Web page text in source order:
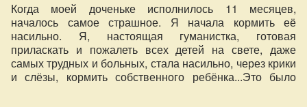
Когда моей доченьке исполнилось 11 месяцев,
началось самое страшное. Я начала кормить её
насильно. Я, настоящая гуманистка, готовая
приласкать и пожалеть всех детей на свете, даже
самых трудных и больных, стала насильно, через крики
и слёзы, кормить собственного ребёнка...Это было